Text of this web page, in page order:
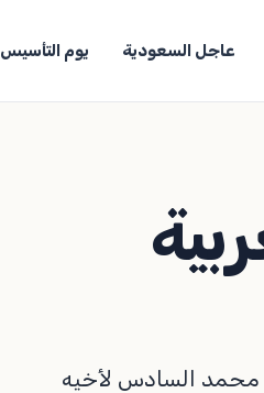
عاجل السعودية يوم التأسيس
محمد السادس لأخيه